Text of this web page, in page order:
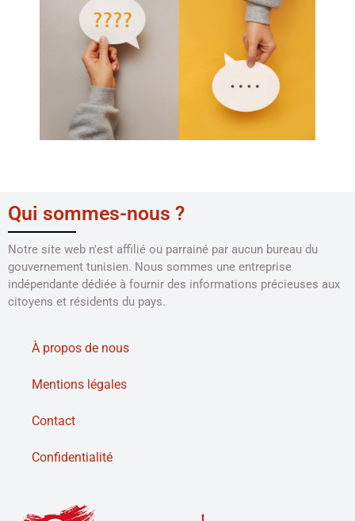
Qui sommes-nous ?
Notre site web n'est affilié ou parrainé par aucun bureau du
gouvernement tunisien. Nous sommes une entreprise
indépendante dédiée à fournir des informations précieuses aux
citoyens et résidents du pays.
À propos de nous
Mentions légales
Contact
Confidentialité